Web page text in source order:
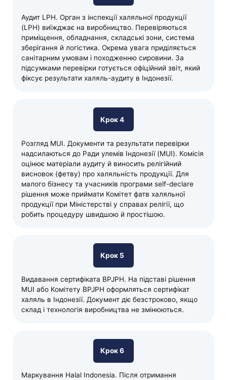
Аудит LPH. Орган з інспекції халяльної продукції
(LPH) виїжджає на виробництво. Перевіряються
приміщення, обладнання, складські зони, система
зберігання й логістика. Окрема увага приділяється
санітарним умовам і походженню сировини. За
підсумками перевірки готується офіційний звіт, який
фіксує результати халяль-аудиту в Індонезії.
Крок 4
Розгляд MUI. Документи та результати перевірки
надсилаються до Ради улемів Індонезії (MUI). Комісія
оцінює матеріали аудиту й виносить релігійний
висновок (фетву) про халяльність продукції. Для
малого бізнесу та учасників програми self-declare
рішення може приймати Комітет фатв халяльної
продукції при Міністерстві у справах релігії, що
робить процедуру швидшою й простішою.
Крок 5
Видавання сертифіката BPJPH. На підставі рішення
MUI або Комітету BPJPH оформляться сертифікат
халяль в Індонезії. Документ діє безстроково, якщо
склад і технологія виробництва не змінюються.
Крок 6
Маркування Halal Indonesia. Після отримання